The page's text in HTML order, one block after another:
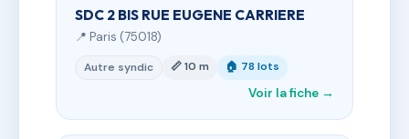
SDC 2 BIS RUE EUGENE CARRIERE
📍 Paris (75018)
Autre syndic 📏 10 m 🏠 78 lots
Voir la fiche →